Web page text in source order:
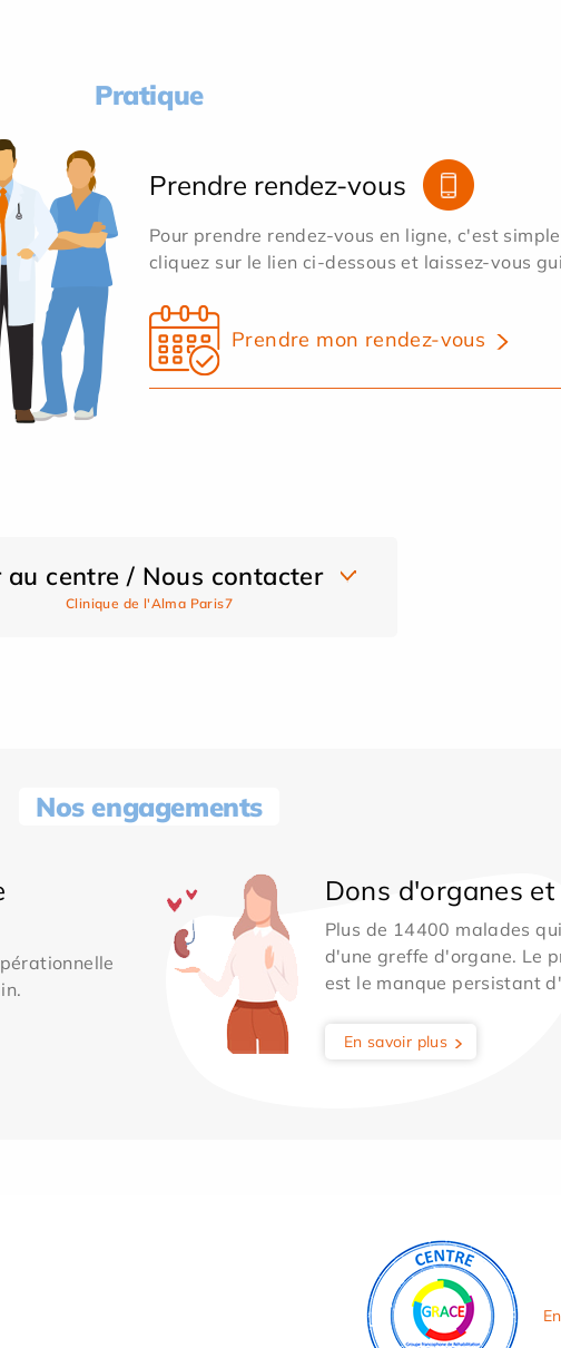
Pratique
Prendre rendez-vous
Pour prendre rendez-vous en ligne, c'est
cliquez sur le lien ci-dessous et laissez-vous
Prendre mon rendez-vous
au centre / Nous contacter
Clinique de l'Alma Paris7
Nos engagements
Dons d'organes
Plus de 14400 malades
d'une greffe d'organe. Le
est le manque persistant
En savoir plus